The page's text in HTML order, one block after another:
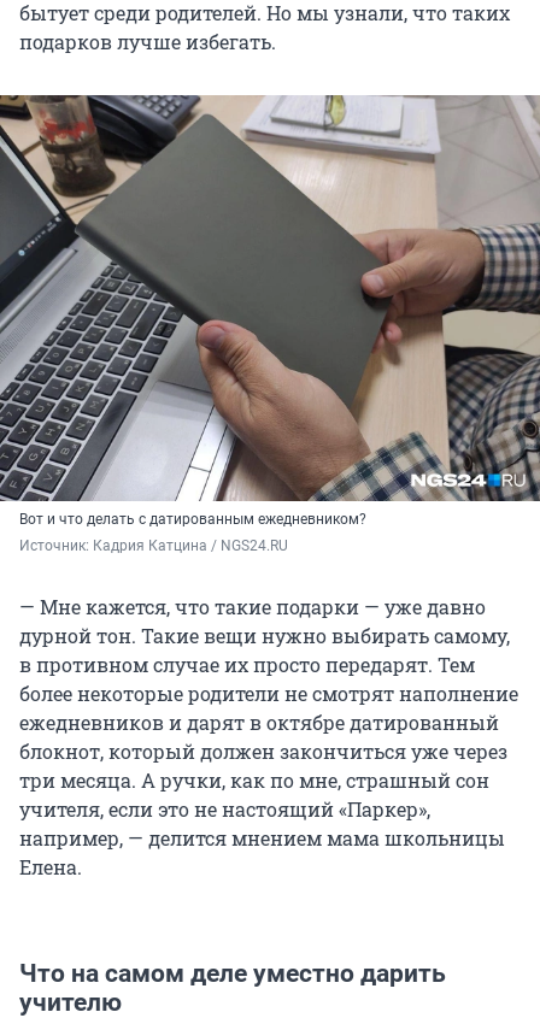
бытует среди родителей. Но мы узнали, что таких
подарков лучше избегать.
Вот и что делать с датированным ежедневником?
Источник: Кадрия Катцина / NGS24.RU
— Мне кажется, что такие подарки — уже давно
дурной тон. Такие вещи нужно выбирать самому,
в противном случае их просто передарят. Тем
более некоторые родители не смотрят наполнение
ежедневников и дарят в октябре датированный
блокнот, который должен закончиться уже через
три месяца. А ручки, как по мне, страшный сон
учителя, если это не настоящий «Паркер»,
например, — делится мнением мама школьницы
Елена.
Что на самом деле уместно дарить
учителю